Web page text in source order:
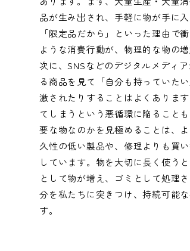
品が生み出され、手軽に物が手に
「限定品だから」といった理由で
ような消費行動が、物理的な物の
次に、SNSなどのデジタルメディ
る商品を見て「自分も持っていた
激されたりすることはよくありま
てしまうという悪循環に陥ること
要な物なのかを見極めることは、
久性の低い製品や、修理よりも買
しています。物を大切に長く使う
として物が増え、ゴミとして処理
分を私たちに突きつけ、持続可能
す。